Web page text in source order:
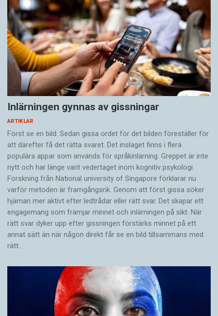
Inlärningen gynnas av gissningar
ARTIKLAR
Först se en bild. Sedan gissa ordet för det bilden föreställer för
att därefter få det rätta svaret. Det inslaget finns i flera
populära appar som används för språkinlärning. Greppet är inte
nytt och har länge varit vedertaget inom kognitiv psykologi.
Forskning från National university of Singa­pore förklarar nu
varför metoden är framgångsrik. Genom att först gissa ­söker
hjärnan mer aktivt ­efter ledtrådar eller rätt svar. Det skapar ett
engagemang som främjar minnet och inlärningen på sikt. När
rätt svar dyker upp efter gissningen förstärks minnet på ett
annat sätt än när någon direkt får se en bild tillsammans med
rätt…